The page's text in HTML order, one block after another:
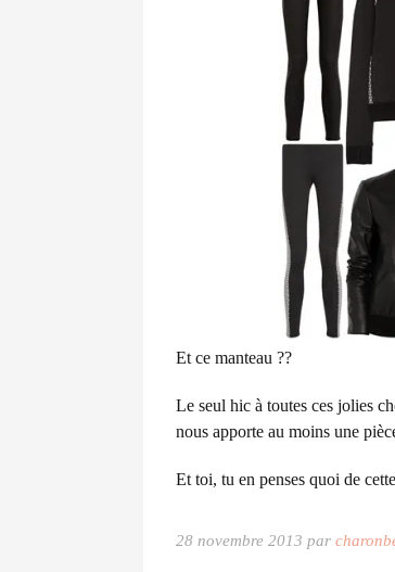
Et ce manteau ??
Le seul hic à toutes ces jolies
nous apporte au moins une
Et toi, tu en penses quoi de
28 novembre 2013 par